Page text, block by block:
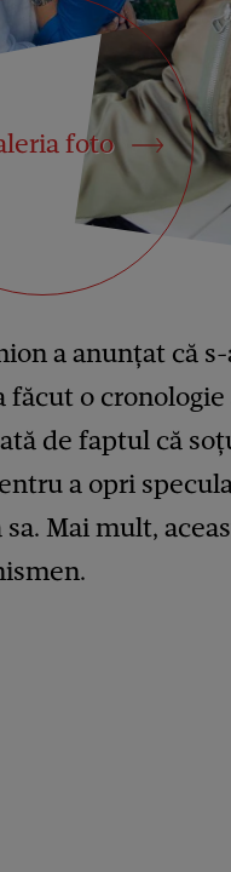
foto
a anunțat că
făcut o
de faptul că
a opri
Mai mult,